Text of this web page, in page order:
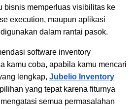
bisnis memperluas visibilitas ke
execution, maupun aplikasi
dalam rantai pasok.
software inventory
kamu coba, apabila kamu mencari
lengkap, Jubelio Inventory
yang tepat karena fiturnya
semua permasalahan